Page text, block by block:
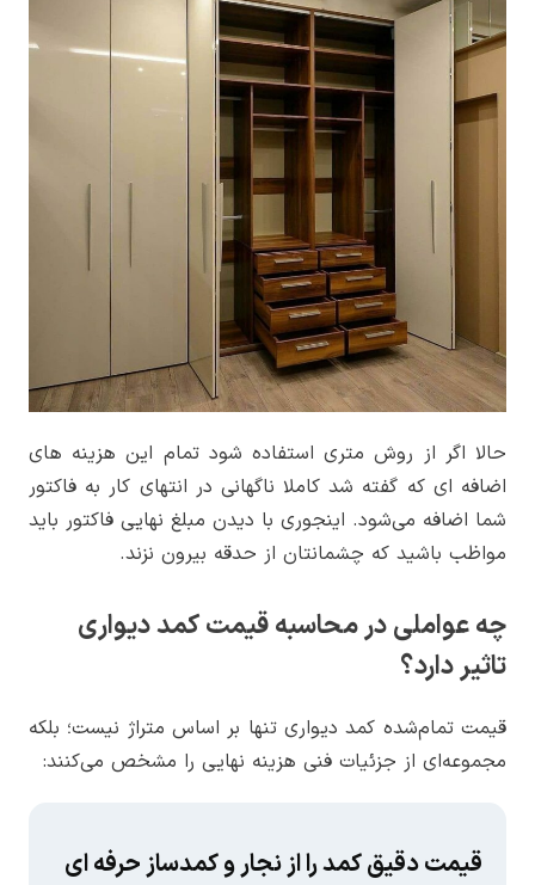
حالا اگر از روش متری استفاده شود تمام این هزینه های
اضافه ای که گفته شد کاملا ناگهانی در انتهای کار به فاکتور
شما اضافه می‌شود. اینجوری با دیدن مبلغ نهایی فاکتور باید
مواظب باشید که چشمانتان از حدقه بیرون نزند.
چه عواملی در محاسبه قیمت کمد دیواری
تاثیر دارد؟
قیمت تمام‌شده کمد دیواری تنها بر اساس متراژ نیست؛ بلکه
مجموعه‌ای از جزئیات فنی هزینه نهایی را مشخص می‌کنند:
قیمت دقیق کمد را از نجار و کمدساز حرفه ای